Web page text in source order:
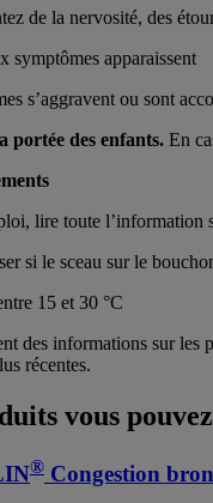
de la nervosité, des
symptômes apparaissent
s’aggravent ou sont
portée des enfants. En
lire toute l’information
si le sceau sur le
15 et 30 °C
des informations sur
récentes.
vous pouvez
® Congestion